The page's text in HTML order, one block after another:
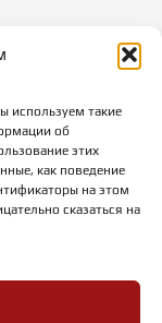
используем такие
об
этих
как поведение
на этом
сказаться на
86
00